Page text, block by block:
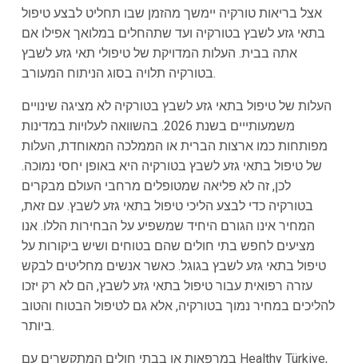
אצל בריאות טורקיה יימשך מהזמן שבו תחליט לבצע טיפול
בתאי גזע לשבץ בטורקיה ועד שתהחלים במלואך אפילו אם
אתה בבית. העלות המדויקת של טיפולי תאי גזע לשבץ
בטורקיה תלויה בסוג הניתוח המעורב.
העלות של טיפול בתאי גזע לשבץ בטורקיה לא מציגה שינויים
משמעותייים בשנת 2026. בהשוואה לעלויות במדינות
מפותחות כמו ארצות הברית או הממלכה המאוחדת, העלות
של טיפול בתאי גזע לשבץ בטורקיה היא באופן יחסי נמוכה.
לכן, זה לא פליאה שמטופלים מרחבי העולם מבקרים
בטורקיה כדי לבצע הליכי טיפול בתאי גזע לשבץ. עם זאת,
המחיר אינו הגורם היחיד שמשפיע על הבחירות הללו. אנו
מציעים לחפש בתי חולים שהם בטוחים ושיש ביקורות על
טיפול בתאי גזע לשבץ בגוגל. כאשר אנשים מחליטים לבקש
עזרה רפואית עבור טיפול בתאי גזע לשבץ, הם לא רק יזכו
להליכים במחיר נמוך בטורקיה, אלא גם לטיפול הבטוח והטוב
ביותר.
במרפאות או בבתי חולים המתקשרים עם Healthy Türkiye,